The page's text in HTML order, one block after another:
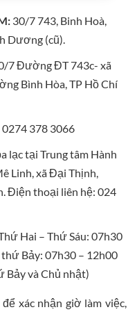
30/7 743, Binh Hoà,
Dương (cũ).
7 Đường ĐT 743c- xã
Bình Hòa, TP Hồ Chí
0274 378 3066
lạc tại⁠Trung tâm Hành
Linh, xã Đại Thịnh,
Điện thoại liên hệ:⁠024
Hai – Thứ Sáu: 07h30
thứ Bảy: 07h30 – 12h00
Bảy và Chủ nhật)
xác nhận giờ làm việc,